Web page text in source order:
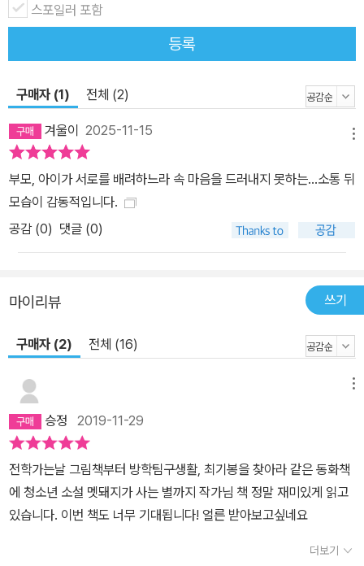
변해서 환이를 덥석 잡으며 말을 거는 통에 소름이 오싹 끼쳤지만, 라
면에 대한 열망은 무서움을 이기고 만다. 환이는 아이들로 북적이는
가게에 차려진 라면 뷔페에서 배가 터지고도 남을 만큼 온갖 종류의
나도 기억나지 않는 기이한 경험을 한다. 다음 날, 뽑기 가게에 가자고
조르는 절친 진혁이를 뿌리치고 학원을 가던 환이는 라면 가게가 치
킨집으로 변해 있는 걸 본다. 그러고는 치킨의 강렬한 유혹을 떨치지
못하고 꼬꼬댁거리며 요상한 노래를 부르는 손잡이를 잡고 안으로 들
어가 치킨을 원 없이 먹는다. 하지만 가게 구석에서 외따로 앉아 텔레
길을 끊는다. 어찌된 일인지 환이가 외면하려 할수록 가게는 더욱 존
는다. 결국 구경만 하려고 다가간 환이는 손잡이에게 붙들려 가게 안
으로 빨려 들어간다. 그리고 돌연 나타난 마녀 아줌마는 환이를 매섭
데……. 과연 환이는 엄마가 기다리는 집으로 안전하게 돌아갈 수 있
릇! 먹고 싶은 음식을 마음껏 먹지 못해 마음이 왁다글닥다글한 환이
는 ‘세상에 없는 가게’에서 그토록 바라던 음식들을 양껏 먹지만 마냥
행복하지만은 않다. 가게를 벗어나는 순간, 포만감은 사라지고 입안
을 감돌던 음식의 맛도 기억나지 않기 때문이다. 보물 창고를 찾은 듯
한 짜릿한 기쁨도 그리 오래가지 못한다. 손잡이가 말을 하고 오싹한
얼굴을 한 여자아이와 무서운 마녀 아줌마를 만나는 등 오금 저리는
허기는 사실 몸이 아니라 마음과 감정에서 비롯된 것이기 때문이다.
스포일러 포함
등록
구매자 (1) 전체 (2)
겨울이 2025-11-15
부모, 아이가 서로를 배려하느라 속 마음을 드러내지 못하는…소통 뒤
모습이 감동적입니다.
공감 (0) 댓글 (0)
마이리뷰 쓰기
구매자 (2) 전체 (16)
승정 2019-11-29
전학가는날 그림책부터 방학팀구생활, 최기봉을 찾아라 같은 동화책
에 청소년 소설 멧돼지가 사는 별까지 작가님 책 정말 재미있게 읽고
있습니다. 이번 책도 너무 기대됩니다! 얼른 받아보고싶네요
더보기